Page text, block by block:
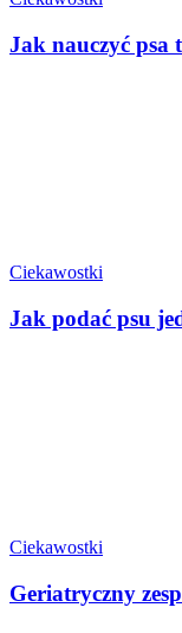
Jak nauczyć psa
Ciekawostki
Jak podać psu
Ciekawostki
Geriatryczny